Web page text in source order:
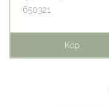
650321
Köp